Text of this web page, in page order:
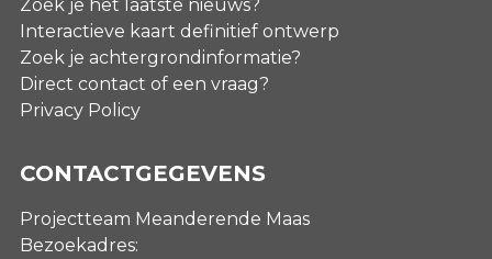
Zoek je het laatste nieuws?
Interactieve kaart definitief ontwerp
Zoek je achtergrondinformatie?
Direct contact of een vraag?
Privacy Policy
CONTACTGEGEVENS
Projectteam Meanderende Maas
Bezoekadres: